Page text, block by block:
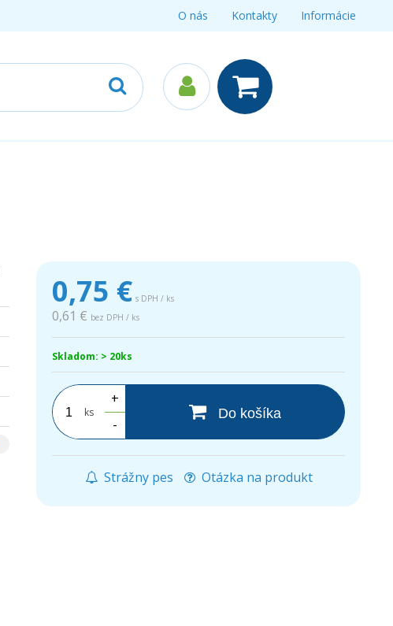
O nás Kontakty Informácie
0,75 € s DPH / ks
0,61 € bez DPH / ks
Skladom: > 20ks
ks
+
-
Do košíka
Strážny pes Otázka na produkt